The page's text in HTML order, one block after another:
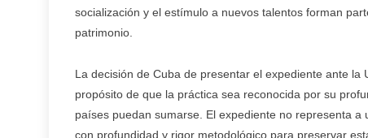
socialización y el estímulo a nuevos talentos forman
patrimonio.
La decisión de Cuba de presentar el expediente ante
propósito de que la práctica sea reconocida por su
países puedan sumarse. El expediente no representa
con profundidad y rigor metodológico para preservar